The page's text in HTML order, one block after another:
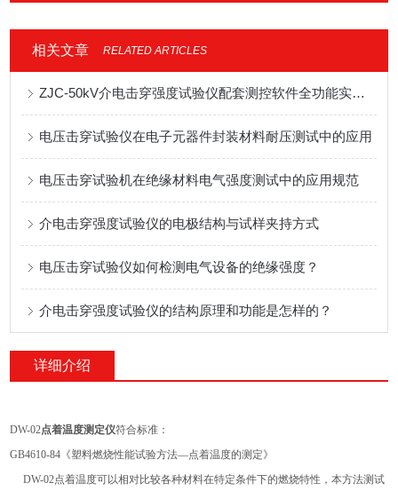
相关文章 RELATED ARTICLES
ZJC-50kV介电击穿强度试验仪配套测控软件全功能实操与数据管理教程
电压击穿试验仪在电子元器件封装材料耐压测试中的应用
电压击穿试验机在绝缘材料电气强度测试中的应用规范
介电击穿强度试验仪的电极结构与试样夹持方式
电压击穿试验仪如何检测电气设备的绝缘强度？
介电击穿强度试验仪的结构原理和功能是怎样的？
详细介绍
DW-02点着温度测定仪符合标准：
GB4610-84《塑料燃烧性能试验方法—点着温度的测定》
DW-02点着温度可以相对比较各种材料在特定条件下的燃烧特性，本方法测试